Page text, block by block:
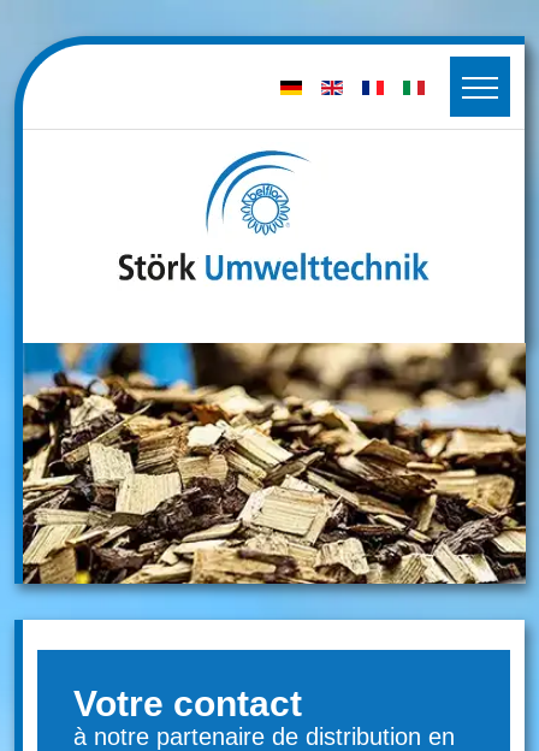
Votre contact
à notre partenaire de distribution en